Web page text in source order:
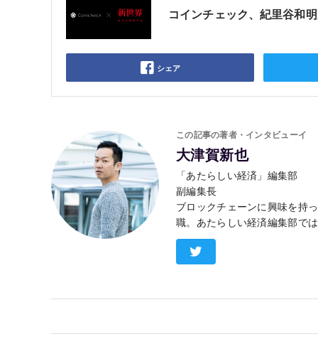
コインチェック、紀里谷和
シェア
この記事の著者・インタビューイ
大津賀新也
「あたらしい経済」編集部
副編集長
ブロックチェーンに興味を持
職。あたらしい経済編集部で